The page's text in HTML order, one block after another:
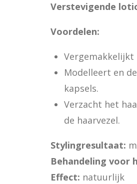
Verstevigende
Voordelen:
Vergemakkelijkt
Modelleert en
kapsels.
Verzacht het
de haarvezel.
Stylingresultaat:
Behandeling voor
Effect: natuurlijk